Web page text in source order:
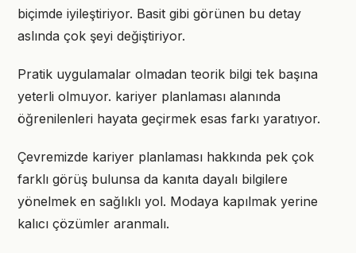
biçimde iyileştiriyor. Basit gibi görünen bu detay
aslında çok şeyi değiştiriyor.
Pratik uygulamalar olmadan teorik bilgi tek başına
yeterli olmuyor. kariyer planlaması alanında
öğrenilenleri hayata geçirmek esas farkı yaratıyor.
Çevremizde kariyer planlaması hakkında pek çok
farklı görüş bulunsa da kanıta dayalı bilgilere
yönelmek en sağlıklı yol. Modaya kapılmak yerine
kalıcı çözümler aranmalı.